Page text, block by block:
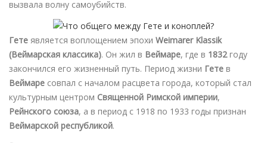
вызвала волну самоубийств.
Гете является воплощением эпохи Weimarer Klassik
(Веймарская классика). Он жил в Веймаре, где в 1832году
закончился его жизненный путь. Период жизни Гете в
Веймаре совпал с началом расцвета города, который стал
культурным центром Священной Римской империи,
Рейнского союза, а в период с 1918 по 1933 годы признан
Веймарской республикой.